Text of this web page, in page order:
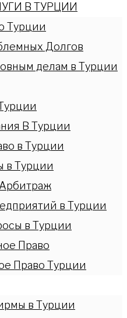
В ТУРЦИИ
Турции
Долгов
делам в Турции
В Турции
в Турции
в Турции
в Турции
в Турции
Право
Право Турции
в Турции